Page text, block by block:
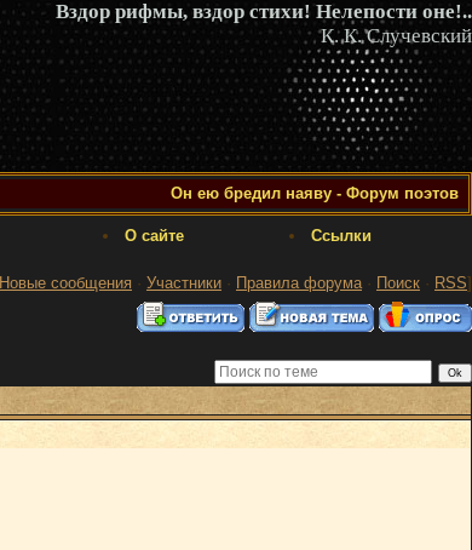
Вздор рифмы, вздор стихи! Нелепости оне!..
К. К. Случевский
Он ею бредил наяву - Форум поэтов
О сайте Ссылки
Новые сообщения · Участники · Правила форума· Поиск · RSS]